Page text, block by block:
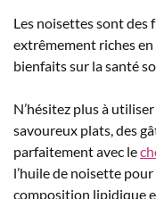
Les noisettes sont des
extrêmement riches
bienfaits sur la santé
N’hésitez plus à
savoureux plats, des
parfaitement avec le
l’huile de noisette
composition lipidique